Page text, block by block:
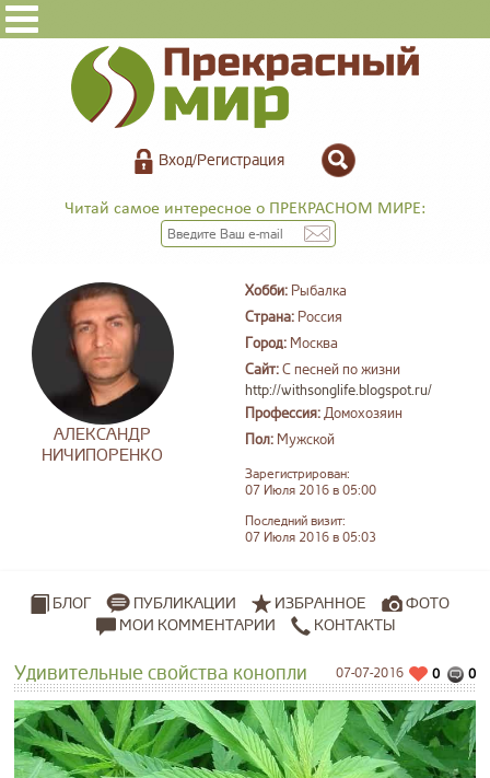
Вход/Регистрация
Читай самое интересное о ПРЕКРАСНОМ МИРЕ:
АЛЕКСАНДР
НИЧИПОРЕНКО
Хобби: Рыбалка
Страна: Россия
Город: Москва
Сайт:С песней по жизни
http://withsonglife.blogspot.ru/
Профессия:Домохозяин
Пол: Мужской
Зарегистрирован:
07 Июля 2016 в 05:00
Последний визит:
07 Июля 2016 в 05:03
БЛОГ ПУБЛИКАЦИИ ИЗБРАННОЕ
ФОТО
МОИ КОММЕНТАРИИ
КОНТАКТЫ
Удивительные свойства конопли 07-07-2016 0
0